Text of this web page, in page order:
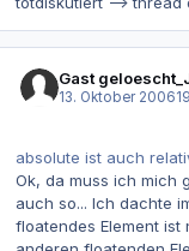
Gast
13. Oktober 2006
absolute ist auch
Ok, da muss ich mich
auch so... Ich dachte
floatendes Element